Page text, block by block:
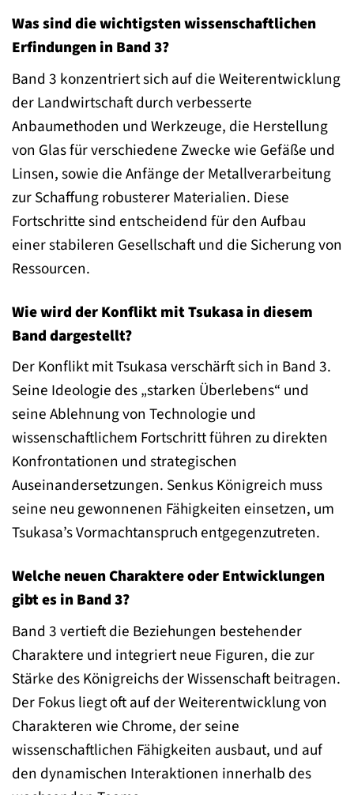
Was sind die wichtigsten wissenschaftlichen
Erfindungen in Band 3?
Band 3 konzentriert sich auf die Weiterentwicklung
der Landwirtschaft durch verbesserte
Anbaumethoden und Werkzeuge, die Herstellung
von Glas für verschiedene Zwecke wie Gefäße und
Linsen, sowie die Anfänge der Metallverarbeitung
zur Schaffung robusterer Materialien. Diese
Fortschritte sind entscheidend für den Aufbau
einer stabileren Gesellschaft und die Sicherung von
Ressourcen.
Wie wird der Konflikt mit Tsukasa in diesem
Band dargestellt?
Der Konflikt mit Tsukasa verschärft sich in Band 3.
Seine Ideologie des „starken Überlebens“ und
seine Ablehnung von Technologie und
wissenschaftlichem Fortschritt führen zu direkten
Konfrontationen und strategischen
Auseinandersetzungen. Senkus Königreich muss
seine neu gewonnenen Fähigkeiten einsetzen, um
Tsukasa’s Vormachtanspruch entgegenzutreten.
Welche neuen Charaktere oder Entwicklungen
gibt es in Band 3?
Band 3 vertieft die Beziehungen bestehender
Charaktere und integriert neue Figuren, die zur
Stärke des Königreichs der Wissenschaft beitragen.
Der Fokus liegt oft auf der Weiterentwicklung von
Charakteren wie Chrome, der seine
wissenschaftlichen Fähigkeiten ausbaut, und auf
den dynamischen Interaktionen innerhalb des